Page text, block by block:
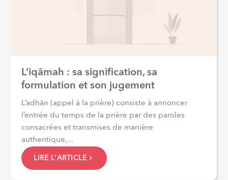
L’iqāmah : sa signification, sa
formulation et son jugement
L’adhān (appel à la prière) consiste à annoncer
l’entrée du temps de la prière par des paroles
consacrées et transmises de manière
authentique,...
LIRE L'ARTICLE